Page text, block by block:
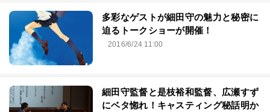
多彩なゲストが細田守の魅力と秘密に
迫るトークショーが開催！
2016/6/24 11:00
細田守監督と是枝裕和監督、広瀬すず
にベタ惚れ！キャスティング秘話明か